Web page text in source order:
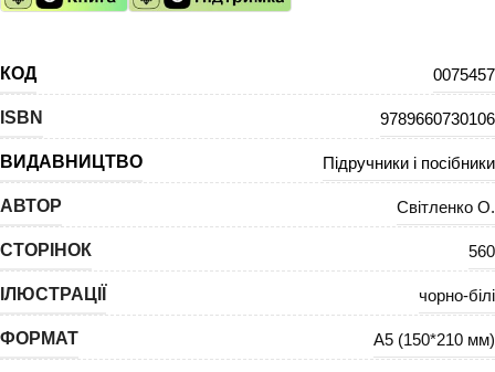
КОД 0075457
ISBN 9789660730106
ВИДАВНИЦТВО Підручники і посібники
АВТОР Світленко О.
СТОРІНОК 560
ІЛЮСТРАЦІЇ чорно-білі
ФОРМАТ А5 (150*210 мм)